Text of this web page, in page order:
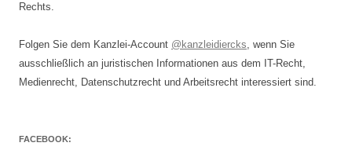
Rechts.
Folgen Sie dem Kanzlei-Account @kanzleidiercks, wenn Sie
ausschließlich an juristischen Informationen aus dem IT-Recht,
Medienrecht, Datenschutzrecht und Arbeitsrecht interessiert sind.
FACEBOOK: